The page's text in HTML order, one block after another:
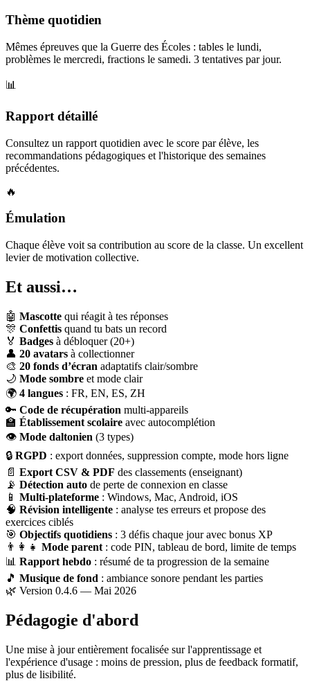
Thème quotidien
Mêmes épreuves que la Guerre des Écoles : tables le lundi,
problèmes le mercredi, fractions le samedi. 3 tentatives par jour.
📊
Rapport détaillé
Consultez un rapport quotidien avec le score par élève, les
recommandations pédagogiques et l'historique des semaines
précédentes.
🔥
Émulation
Chaque élève voit sa contribution au score de la classe. Un excellent
levier de motivation collective.
Et aussi…
🤖 Mascotte qui réagit à tes réponses
🎊 Confettis quand tu bats un record
🏅 Badges à débloquer (20+)
👤 20 avatars à collectionner
🎨 20 fonds d’écran adaptatifs clair/sombre
🌙 Mode sombre et mode clair
🌍 4 langues : FR, EN, ES, ZH
🔑 Code de récupération multi-appareils
🏫 Établissement scolaire avec autocomplétion
👁 Mode daltonien (3 types)
🔒 RGPD : export données, suppression compte, mode hors ligne
📄 Export CSV & PDF des classements (enseignant)
📡 Détection auto de perte de connexion en classe
📱 Multi-plateforme : Windows, Mac, Android, iOS
🧠 Révision intelligente : analyse tes erreurs et propose des
exercices ciblés
🎯 Objectifs quotidiens : 3 défis chaque jour avec bonus XP
👨‍👩‍👧 Mode parent : code PIN, tableau de bord, limite de temps
📊 Rapport hebdo : résumé de ta progression de la semaine
🎵 Musique de fond : ambiance sonore pendant les parties
🌿 Version 0.4.6 — Mai 2026
Pédagogie d'abord
Une mise à jour entièrement focalisée sur l'apprentissage et
l'expérience d'usage : moins de pression, plus de feedback formatif,
plus de lisibilité.